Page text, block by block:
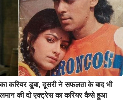
करियर डूबा, दूसरी ने सफलता के बाद भी
की दो एक्ट्रेस का करियर कैसे हुआ